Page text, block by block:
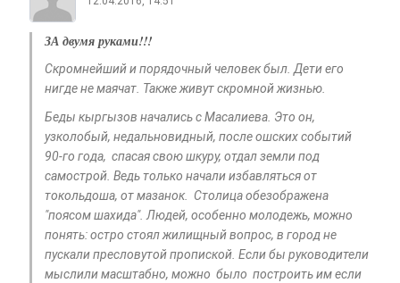
ЗА двумя руками!!!
Скромнейший и порядочный человек был. Дети его
нигде не маячат. Также живут скромной жизнью.
Беды кыргызов начались с Масалиева. Это он,
узколобый, недальновидный, после ошских событий
90-го года, спасая свою шкуру, отдал земли под
самострой. Ведь только начали избавляться от
токольдоша, от мазанок. Столица обезображена
"поясом шахида". Людей, особенно молодежь, можно
понять: остро стоял жилищный вопрос, в город не
пускали пресловутой пропиской. Если бы руководители
мыслили масштабно, можно было построить им если